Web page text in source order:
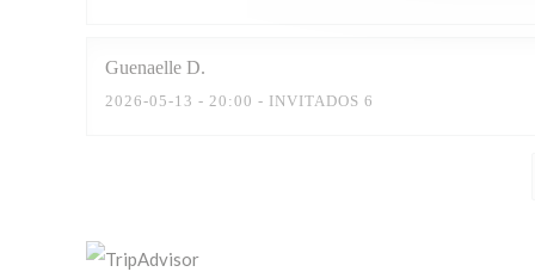
Guenaelle D
2026-05-13 - 20:00 - INVITADOS 6